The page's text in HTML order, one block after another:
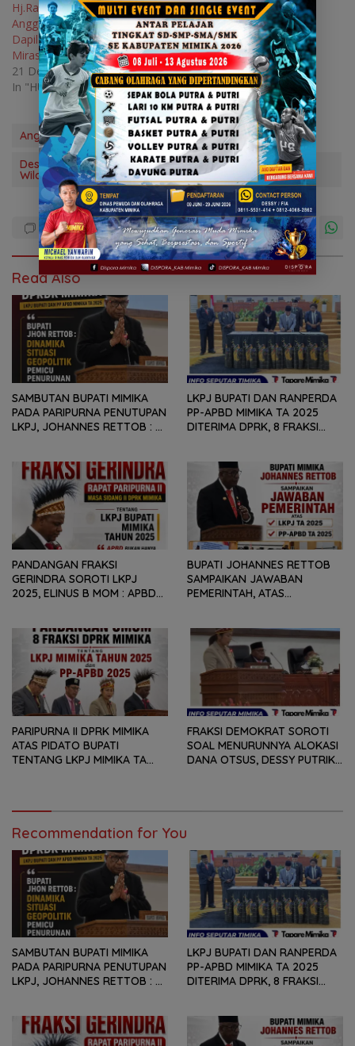
Hj.Rampeyani Rachman
Anggota DPRD Mimika
Dapil 6, Bertekad Berantas
Miras di Wilayah Pesisir
21 December 2024
In "HUKUM"
Anggota DPRD Mimika Dapil 6
Desak Percepatan Pembangunan SPBU Apung Untuk
Wilayah Pesisir
Read Also
SAMBUTAN BUPATI MIMIKA
PADA PARIPURNA PENUTUPAN
LKPJ, JOHANNES RETTOB :
PENURUNAN FISKAL DAERAH
LKPJ BUPATI DAN RANPERDA
PP-APBD MIMIKA TA 2025
DITERIMA DPRK, 8 FRAKSI
KEPADA PEMERINTAH DAERAH
PANDANGAN FRAKSI
GERINDRA SOROTI LKPJ
2025, ELINUS B MOM : APBD
TETAPI SEJAUH MANA
MAMPU MENJAWAB
KEBUTUHAN MASYARAKAT
BUPATI JOHANNES RETTOB
SAMPAIKAN JAWABAN
PEMERINTAH, ATAS
DAN RANPERDA PP- APBD
TAHUN ANGGARAN 2025
PARIPURNA II DPRK MIMIKA
ATAS PIDATO BUPATI
TENTANG LKPJ MIMIKA TA
FRAKSI DEMOKRAT SOROTI
SOAL MENURUNNYA ALOKASI
DANA OTSUS, DESSY PUTRIKA
BAGI OAP
Recommendation for You
SAMBUTAN BUPATI MIMIKA
PADA PARIPURNA PENUTUPAN
LKPJ, JOHANNES RETTOB :
PENURUNAN FISKAL DAERAH
LKPJ BUPATI DAN RANPERDA
PP-APBD MIMIKA TA 2025
DITERIMA DPRK, 8 FRAKSI
KEPADA PEMERINTAH DAERAH